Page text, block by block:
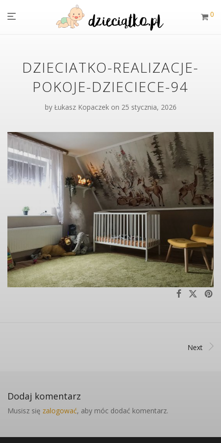
0
DZIECIATKO-REALIZACJE-
POKOJE-DZIECIECE-94
by Łukasz Kopaczek on 25 stycznia, 2026
Next
Dodaj komentarz
Musisz się zalogować, aby móc dodać komentarz.